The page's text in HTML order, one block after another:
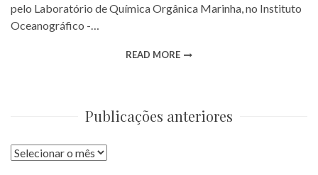
pelo Laboratório de Química Orgânica Marinha, no Instituto
Oceanográfico -…
READ MORE
Publicações anteriores
Publicações